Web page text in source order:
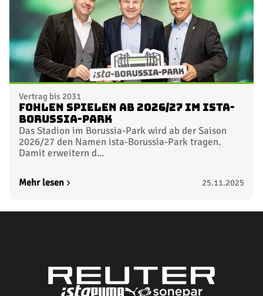
Vertrag bis 2031
Fohlen spielen ab 2026/27 im ista-
Borussia-Park
Das Stadion im Borussia-Park wird ab der Saison
2026/27 den Namen ista-Borussia-Park tragen.
Damit erweitern d...
Mehr lesen 25.11.2025